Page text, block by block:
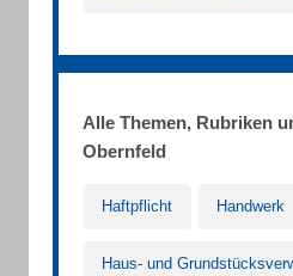
Alle Themen, Rubriken
Obernfeld
Haftpflicht Handwerk
Haus- und